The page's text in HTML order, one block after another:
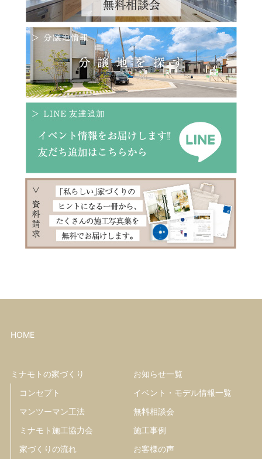
HOME
ミナモトの家づくり
コンセプト
マンツーマン工法
ミナモト施工協力会
家づくりの流れ
お知らせ一覧
イベント・モデル情報一覧
無料相談会
施工事例
お客様の声